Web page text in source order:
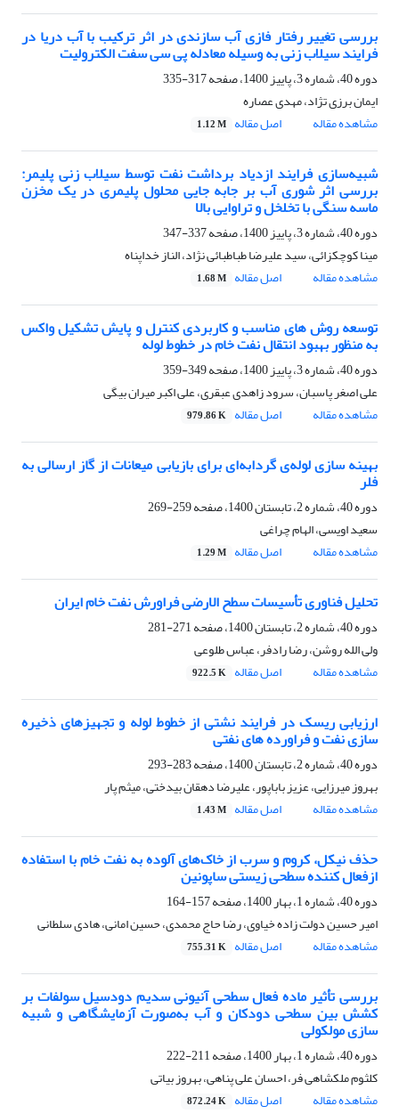
بررسی تغییر رفتار فازی آب سازندی در اثر ترکیب با آب دریا در
فرایند سیلاب زنی به وسیله معادله پی سی سفت الکترولیت
دوره 40، شماره 3، پاییز 1400، صفحه
317-335
ایمان برزی تژاد، مهدی عصاره
مشاهده مقاله
اصل مقاله 1.12 M
شبیه‌سازی فرایند ازدیاد برداشت نفت توسط سیلاب زنی پلیمر:
بررسی اثر شوری آب بر جابه جایی محلول پلیمری در یک مخزن
ماسه سنگی با تخلخل و تراوایی بالا
دوره 40، شماره 3، پاییز 1400، صفحه
337-347
مینا کوچکزائی، سید علیرضا طباطبائی نژاد، الناز خداپناه
مشاهده مقاله
اصل مقاله 1.68 M
توسعه روش های مناسب و کاربردی کنترل و پایش تشکیل واکس
به منظور بهبود انتقال نفت خام در خطوط لوله
دوره 40، شماره 3، پاییز 1400، صفحه
349-359
علی اصغر پاسبان، سرود زاهدی عبقری، علی اکبر میران بیگی
مشاهده مقاله
اصل مقاله 979.86 K
بهینه سازی لوله‌ی گردابه‌ای برای بازیابی میعانات از گاز ارسالی به
فلر
دوره 40، شماره 2، تابستان 1400، صفحه
259-269
سعید اویسی، الهام چراغی
مشاهده مقاله
اصل مقاله 1.29 M
تحلیل فناوری تأسیسات سطح الارضی فراورش نفت خام ایران
دوره 40، شماره 2، تابستان 1400، صفحه
271-281
ولی الله روشن، رضا رادفر، عباس طلوعی
مشاهده مقاله
اصل مقاله 922.5 K
ارزیابی ریسک در فرایند نشتی از خطوط لوله و تجهیزهای ذخیره
سازی نفت و فراورده های نفتی
دوره 40، شماره 2، تابستان 1400، صفحه
283-293
بهروز میرزایی، عزیز باباپور، علیرضا دهقان بیدختی، میثم پار
مشاهده مقاله
اصل مقاله 1.43 M
حذف نیکل، کروم و سرب از خاک‌های آلوده به نفت خام با استفاده
ازفعال کننده سطحی زیستی ساپونین
دوره 40، شماره 1، بهار 1400، صفحه
157-164
امیر حسین دولت زاده خیاوی، رضا حاج محمدی، حسین امانی، هادی سلطانی
مشاهده مقاله
اصل مقاله 755.31 K
بررسی تأثیر ماده فعال سطحی آنیونی سدیم دودسیل سولفات بر
کشش بین سطحی دودکان و آب به‌صورت آزمایشگاهی و شبیه
سازی مولکولی
دوره 40، شماره 1، بهار 1400، صفحه
211-222
کلثوم ملکشاهی فر، احسان علی پناهی، بهروز بیاتی
مشاهده مقاله
اصل مقاله 872.24 K